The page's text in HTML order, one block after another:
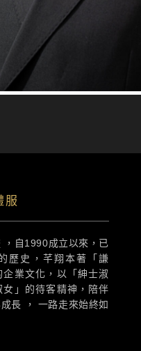
服
，自1990成立以來，已
歷史，芊翔本著「謙
企業文化，以「紳士淑
女」的待客精神，陪伴
長 ， 一路走來始終如